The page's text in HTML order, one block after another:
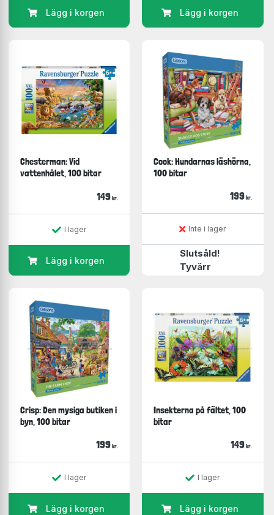
Lägg i korgen Lägg i korgen
Chesterman: Vid
vattenhålet, 100 bitar
149 kr.
I lager
Lägg i korgen
Cook: Hundarnas läshörna,
100 bitar
199 kr.
Inte i lager
Slutsåld!
Tyvärr
Crisp: Den mysiga butiken i
byn, 100 bitar
199 kr.
I lager
Lägg i korgen
Insekterna på fältet, 100
bitar
149 kr.
I lager
Lägg i korgen